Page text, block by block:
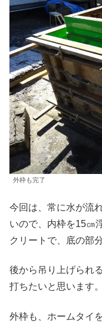
外枠も完了
今回は、常に水が流
いので、内枠を15㎝
クリートで、底の部
後から吊り上げられ
打ちたいと思います。
外枠も、ホームタイ